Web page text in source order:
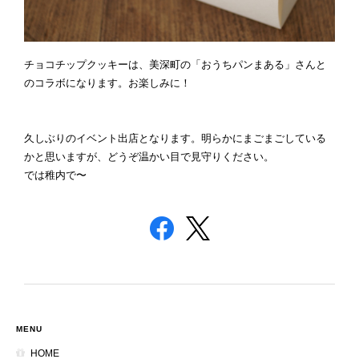
チョコチップクッキーは、美深町の「おうちパンまある」さんと
のコラボになります。お楽しみに！
久しぶりのイベント出店となります。明らかにまごまごしている
かと思いますが、どうぞ温かい目で見守りください。
では稚内で〜
MENU
HOME